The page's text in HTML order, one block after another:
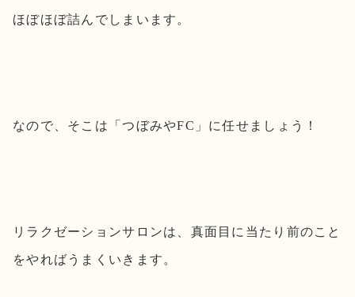
ほぼほぼ詰んでしまいます。
なので、そこは「つぼみやFC」に任せましょう！
リラクゼーションサロンは、真面目に当たり前のこと
をやればうまくいきます。